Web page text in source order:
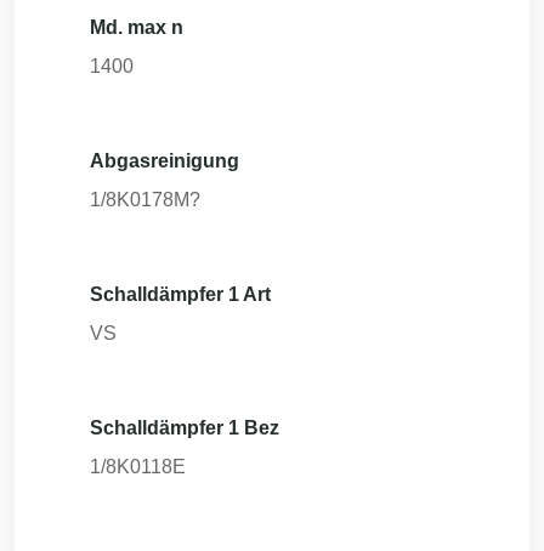
Md. max n
1400
Abgasreinigung
1/8K0178M?
Schalldämpfer 1 Art
VS
Schalldämpfer 1 Bez
1/8K0118E